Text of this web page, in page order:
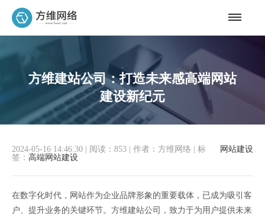
方维建站公司：打造未来感高端网站
建设新纪元
网站建设
2024-05-16 14:46:30 阅读：853 作者：方维网络
标
签： 高端网站建设
在数字化时代，网站作为企业品牌形象的重要载体，已成为吸引客
户、提升业务的关键环节。方维建站公司，致力于为用户提供未来